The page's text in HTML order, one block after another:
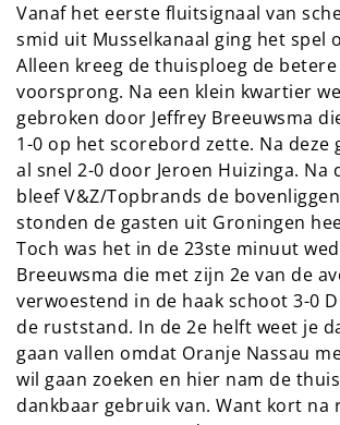
Vanaf het eerste fluitsignaal van
smid uit Musselkanaal ging het spel
Alleen kreeg de thuisploeg de
voorsprong. Na een klein kwartier
gebroken door Jeffrey Breeuwsma
1-0 op het scorebord zette. Na deze
al snel 2-0 door Jeroen Huizinga. Na
bleef V&Z/Topbrands de
stonden de gasten uit Groningen
Toch was het in de 23ste minuut
Breeuwsma die met zijn 2e van de
verwoestend in de haak schoot 3-0
de ruststand. In de 2e helft weet je
gaan vallen omdat Oranje Nassau
wil gaan zoeken en hier nam de
dankbaar gebruik van. Want kort na